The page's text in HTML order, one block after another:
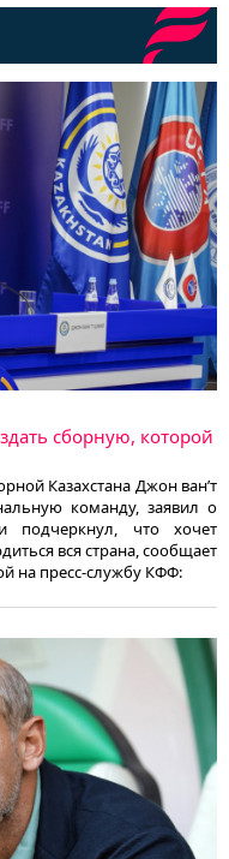
сборную, которой
Казахстана Джон ван’т
команду, заявил о
подчеркнул, что хочет
вся страна, сообщает
на пресс-службу КФФ: